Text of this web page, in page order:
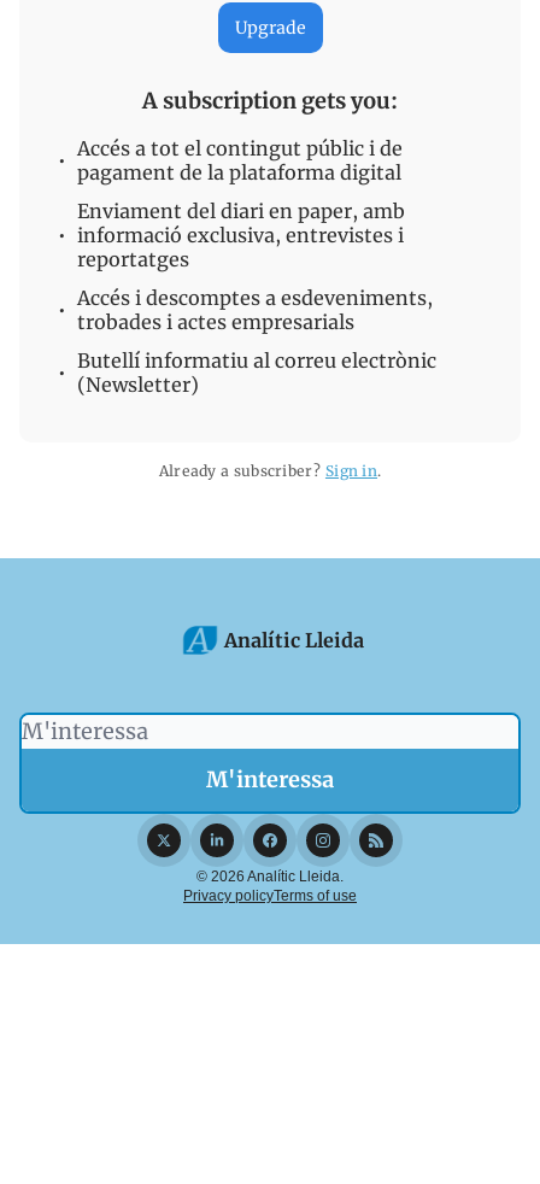
Upgrade
A subscription gets you:
Accés a tot el contingut públic i de
pagament de la plataforma digital
Enviament del diari en paper, amb
informació exclusiva, entrevistes i
reportatges
Accés i descomptes a esdeveniments,
trobades i actes empresarials
Butellí informatiu al correu electrònic
(Newsletter)
Already a subscriber? Sign in.
Analític Lleida
© 2026 Analític Lleida.
Privacy policyTerms of use